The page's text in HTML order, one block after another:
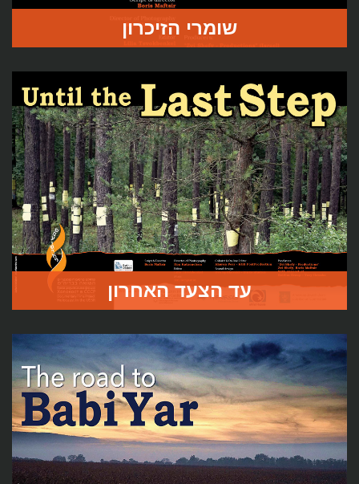
שומרי הזיכרון
הזיכרון החיים במקום.
הסרט “שומרי הזיכרון” צולם באתרי הרצח, וממחיש במדוייק את
תחושת הזמן והמקום של האירועים הטראגיים.
לעמוד הסרט
עד הצעד האחרון
בבלארוס המזרחית כבר הושלמו.
במקומות רבים בחלק המערבי עדיין נותרו הגטאות.
לעמוד הסרט